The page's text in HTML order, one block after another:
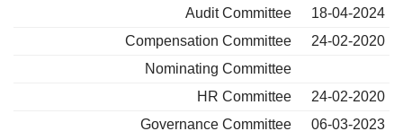
Audit Committee
18-04-2024
Compensation Committee
24-02-2020
Nominating Committee
HR Committee
24-02-2020
Governance Committee
06-03-2023